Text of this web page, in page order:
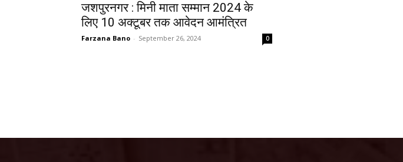
जशपुरनगर : मिनी माता सम्मान 2024 के
लिए 10 अक्टूबर तक आवेदन आमंत्रित
Farzana Bano - September 26, 2024 0